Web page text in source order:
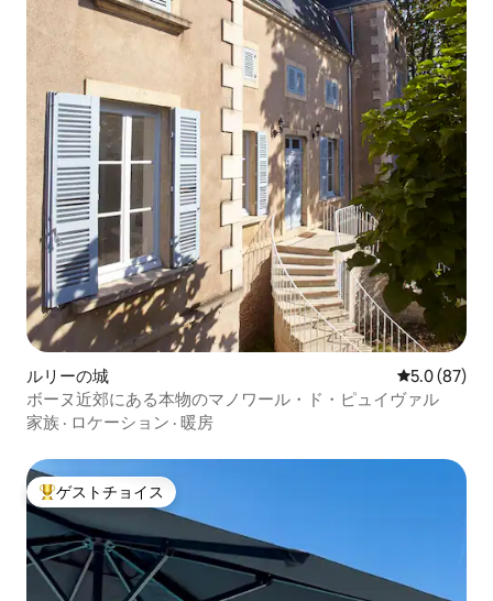
ルリーの城 レビュー87
5.0 (87)
ボーヌ近郊にある本物のマノワール・ド・ピュイヴァル
家族 · ロケーション · 暖房
大好評のゲストチョイスです。
ゲストチョイス